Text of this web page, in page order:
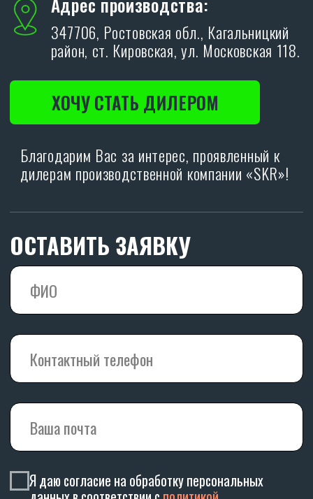
Политика конфиденциальности.
ОТПРАВИТЬ